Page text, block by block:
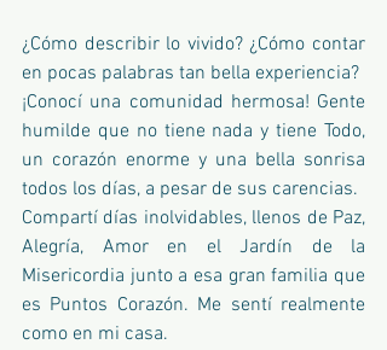
¿Cómo describir lo vivido? ¿Cómo contar
en pocas palabras tan bella experiencia?
¡Conocí una comunidad hermosa! Gente
humilde que no tiene nada y tiene Todo,
un corazón enorme y una bella sonrisa
todos los días, a pesar de sus carencias.
Compartí días inolvidables, llenos de Paz,
Alegría, Amor en el Jardín de la
Misericordia junto a esa gran familia que
es Puntos Corazón. Me sentí realmente
como en mi casa.